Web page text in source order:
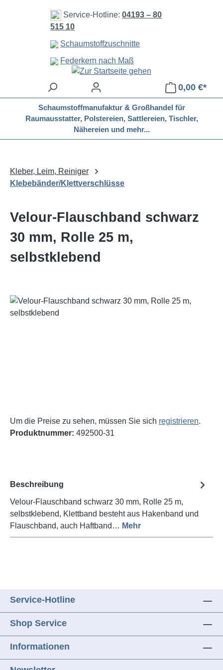
Zum Hauptinhalt springen
Service-Hotline:04193 – 80
515 10
Schaumstoffzuschnitte
Federkern nach Maß
0,00 €*
Schaumstoffmanufaktur & Großhandel für
Raumausstatter, Polstereien, Sattlereien, Tischler,
Nähereien und mehr...
Kleber, Leim, Reiniger
Klebebänder/Klettverschlüsse
Velour-Flauschband schwarz
30 mm, Rolle 25 m,
selbstklebend
Bildergalerie überspringen
Um die Preise zu sehen, müssen Sie sich registrieren.
Produktnummer: 492500-31
Beschreibung
Velour-Flauschband schwarz 30 mm, Rolle 25 m,
selbstklebend, Klettband besteht aus Hakenband und
Flauschband, auch Haftband… Mehr
Service-Hotline
Shop Service
Informationen